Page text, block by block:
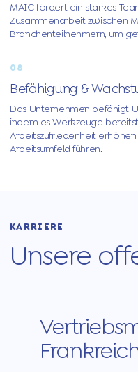
MAIC fördert ein starkes
Zusammenarbeit zwischen
Branchenteilnehmern, um
08
Befähigung &
Das Unternehmen befähigt
indem es Werkzeuge
Arbeitszufriedenheit
Arbeitsumfeld führen.
KARRIERE
Unsere